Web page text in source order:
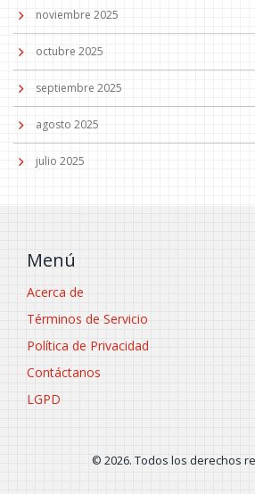
noviembre 2025
octubre 2025
septiembre 2025
agosto 2025
julio 2025
Menú
Acerca de
Términos de Servicio
Política de Privacidad
Contáctanos
LGPD
© 2026. Todos los derechos